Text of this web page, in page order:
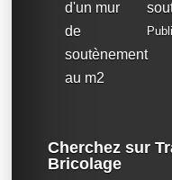
Cherchez sur
Bricolage